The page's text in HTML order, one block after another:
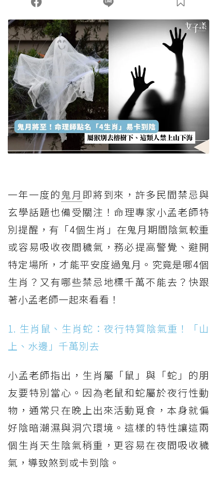
一年一度的鬼月 即將到來，許多民間禁忌與
玄學話題也備受關注！命理專家小孟老師特
別提醒，有「4個生肖」在鬼月期間陰氣較重
或容易吸收夜間穢氣，務必提高警覺、避開
特定場所，才能平安度過鬼月。究竟是哪4個
生肖？又有哪些禁忌地標千萬不能去？快跟
著小孟老師一起來看看！
1. 生肖鼠、生肖蛇：夜行特質陰氣重！「山
上、水邊」千萬別去
小孟老師指出，生肖屬「鼠」與「蛇」的朋
友要特別當心。因為老鼠和蛇屬於夜行性動
物，通常只在晚上出來活動覓食，本身就偏
好陰暗潮濕與洞穴環境。這樣的特性讓這兩
個生肖天生陰氣稍重，更容易在夜間吸收穢
氣，導致煞到或卡到陰。